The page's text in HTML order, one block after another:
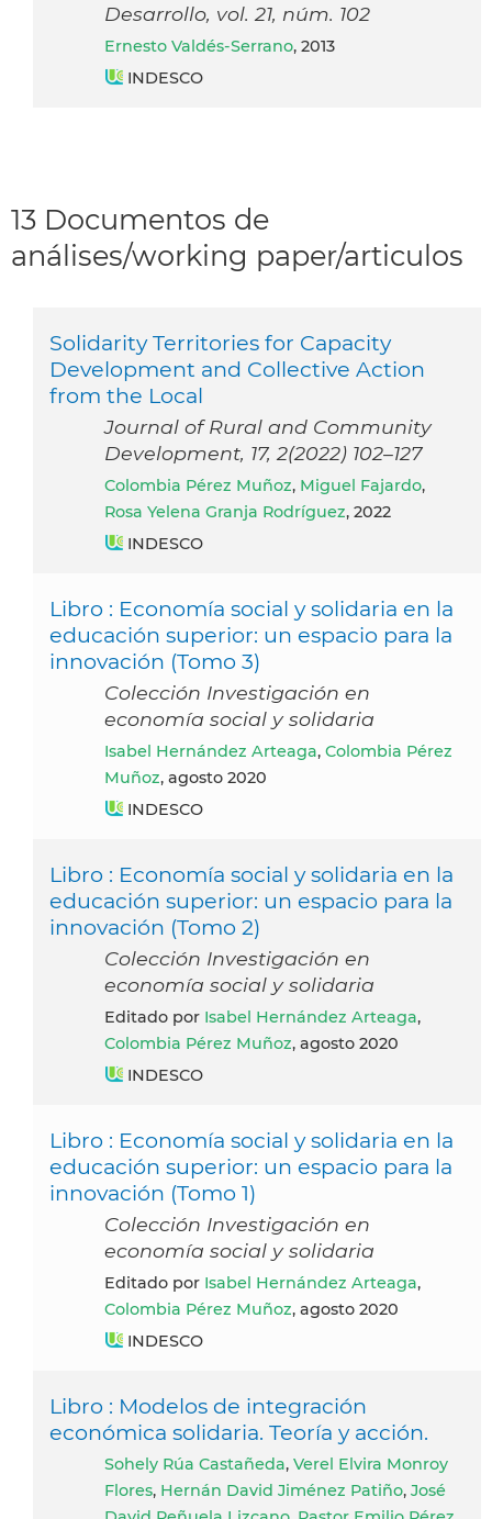
Desarrollo, vol. 21, núm. 102
Ernesto Valdés-Serrano, 2013
INDESCO
13 Documentos de
análises/working paper/articulos
Solidarity Territories for Capacity
Development and Collective Action
from the Local
Journal of Rural and Community
Development, 17, 2(2022) 102–127
Colombia Pérez Muñoz, Miguel Fajardo,
Rosa Yelena Granja Rodríguez, 2022
INDESCO
Libro : Economía social y solidaria en la
educación superior: un espacio para la
innovación (Tomo 3)
Colección Investigación en
economía social y solidaria
Isabel Hernández Arteaga, Colombia Pérez
Muñoz, agosto 2020
INDESCO
Libro : Economía social y solidaria en la
educación superior: un espacio para la
innovación (Tomo 2)
Colección Investigación en
economía social y solidaria
Editado por Isabel Hernández Arteaga,
Colombia Pérez Muñoz, agosto 2020
INDESCO
Libro : Economía social y solidaria en la
educación superior: un espacio para la
innovación (Tomo 1)
Colección Investigación en
economía social y solidaria
Editado por Isabel Hernández Arteaga,
Colombia Pérez Muñoz, agosto 2020
INDESCO
Libro : Modelos de integración
económica solidaria. Teoría y acción.
Sohely Rúa Castañeda, Verel Elvira Monroy
Flores, Hernán David Jiménez Patiño, José